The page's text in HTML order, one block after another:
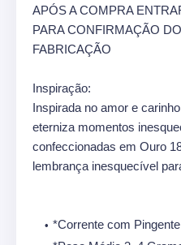
APÓS A COMPRA
PARA CONFIRMAÇÃO
FABRICAÇÃO
Inspiração:
Inspirada no amor e
eterniza momentos
confeccionadas em Ouro
lembrança inesquecível
*Corrente com